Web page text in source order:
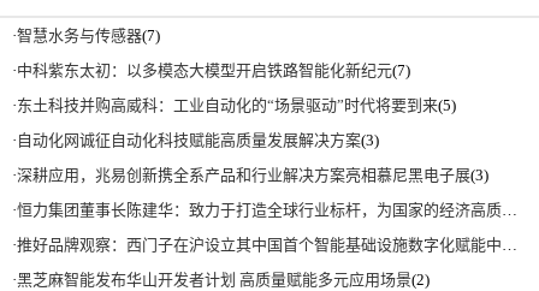
·智慧水务与传感器(7)
·中科紫东太初：以多模态大模型开启铁路智能化新纪元(7)
·东土科技并购高威科：工业自动化的“场景驱动”时代将要到来(5)
· 自动化网诚征自动化科技赋能高质量发展解决方案(3)
·深耕应用，兆易创新携全系产品和行业解决方案亮相慕尼黑电子展(3)
·恒力集团董事长陈建华：致力于打造全球行业标杆，为国家的经济高质量发展贡献更大力量|上海电气集团党委书记、董事长吴磊来访
·推好品牌观察：西门子在沪设立其中国首个智能基础设施数字化赋能中心
·黑芝麻智能发布华山开发者计划 高质量赋能多元应用场景(2)